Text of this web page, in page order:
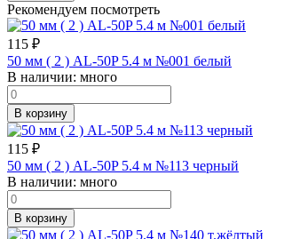
Рекомендуем посмотреть
115 ₽
50 мм ( 2 ) AL-50P 5.4 м №001 белый
В наличии: много
В корзину
115 ₽
50 мм ( 2 ) AL-50P 5.4 м №113 черный
В наличии: много
В корзину